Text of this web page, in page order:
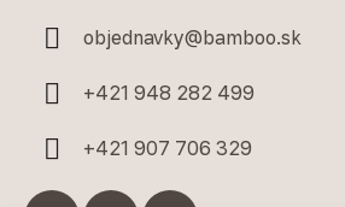
objednavky@bamboo.sk
+421 948 282 499
+421 907 706 329